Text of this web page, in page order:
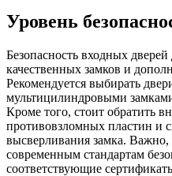
Уровень
Безопасность входных дверей
качественных замков и
Рекомендуется выбирать
мультицилиндровыми
Кроме того, стоит обратить
противовзломных пластин и
высверливания замка. Важно,
современным стандартам
соответствующие